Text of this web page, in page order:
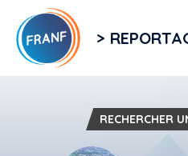
>
RECHERCHER